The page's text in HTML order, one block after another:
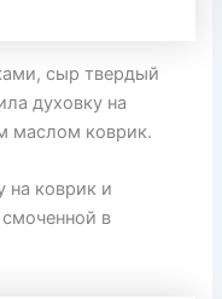
сыр твердый
духовку на
маслом коврик.
на коврик и
в